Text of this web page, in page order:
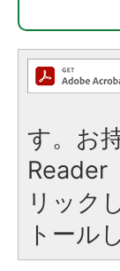
す。お
Reader
リック
トール